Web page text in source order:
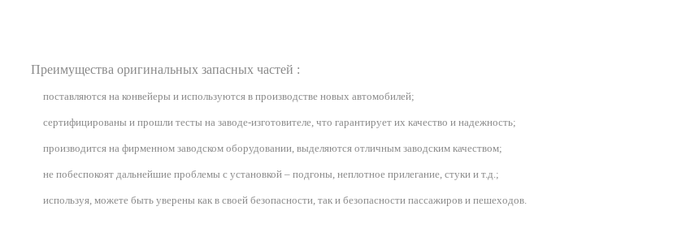
Преимущества оригинальных запасных частей :
поставляются на конвейеры и используются в производстве новых автомобилей;
сертифицированы и прошли тесты на заводе-изготовителе, что гарантирует их качество и надежность;
производится на фирменном заводском оборудовании, выделяются отличным заводским качеством;
не побеспокоят дальнейшие проблемы с установкой – подгоны, неплотное прилегание, стуки и т.д.;
используя, можете быть уверены как в своей безопасности, так и безопасности пассажиров и пешеходов.